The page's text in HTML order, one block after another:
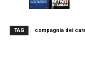
TAG compagnia dei